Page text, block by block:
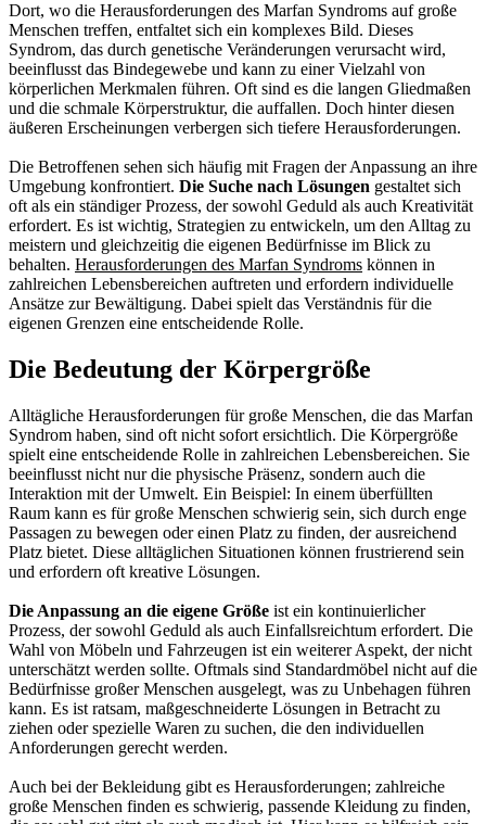
Dort, wo die Herausforderungen des Marfan Syndroms auf große
Menschen treffen, entfaltet sich ein komplexes Bild. Dieses
Syndrom, das durch genetische Veränderungen verursacht wird,
beeinflusst das Bindegewebe und kann zu einer Vielzahl von
körperlichen Merkmalen führen. Oft sind es die langen Gliedmaßen
und die schmale Körperstruktur, die auffallen. Doch hinter diesen
äußeren Erscheinungen verbergen sich tiefere Herausforderungen.
Die Betroffenen sehen sich häufig mit Fragen der Anpassung an ihre
Umgebung konfrontiert. Die Suche nach Lösungen gestaltet sich
oft als ein ständiger Prozess, der sowohl Geduld als auch Kreativität
erfordert. Es ist wichtig, Strategien zu entwickeln, um den Alltag zu
meistern und gleichzeitig die eigenen Bedürfnisse im Blick zu
behalten. Herausforderungen des Marfan Syndroms können in
zahlreichen Lebensbereichen auftreten und erfordern individuelle
Ansätze zur Bewältigung. Dabei spielt das Verständnis für die
eigenen Grenzen eine entscheidende Rolle.
Die Bedeutung der Körpergröße
Alltägliche Herausforderungen für große Menschen, die das Marfan
Syndrom haben, sind oft nicht sofort ersichtlich. Die Körpergröße
spielt eine entscheidende Rolle in zahlreichen Lebensbereichen. Sie
beeinflusst nicht nur die physische Präsenz, sondern auch die
Interaktion mit der Umwelt. Ein Beispiel: In einem überfüllten
Raum kann es für große Menschen schwierig sein, sich durch enge
Passagen zu bewegen oder einen Platz zu finden, der ausreichend
Platz bietet. Diese alltäglichen Situationen können frustrierend sein
und erfordern oft kreative Lösungen.
Die Anpassung an die eigene Größe ist ein kontinuierlicher
Prozess, der sowohl Geduld als auch Einfallsreichtum erfordert. Die
Wahl von Möbeln und Fahrzeugen ist ein weiterer Aspekt, der nicht
unterschätzt werden sollte. Oftmals sind Standardmöbel nicht auf die
Bedürfnisse großer Menschen ausgelegt, was zu Unbehagen führen
kann. Es ist ratsam, maßgeschneiderte Lösungen in Betracht zu
ziehen oder spezielle Waren zu suchen, die den individuellen
Anforderungen gerecht werden.
Auch bei der Bekleidung gibt es Herausforderungen; zahlreiche
große Menschen finden es schwierig, passende Kleidung zu finden,